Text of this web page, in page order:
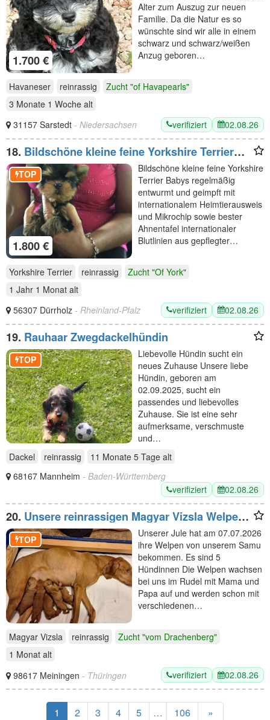
1.700 €
Alter zum Auszug zur neuen
Familie. Da die Natur es so
wünschte sind wir alle in einem
schwarz und schwarz/weißen
Anzug geboren…
Havaneser reinrassig
Zucht "of Havapearls"
3 Monate 1 Woche alt
31157 Sarstedt - Niedersachsen verifiziert 02.08.26
18. Bildschöne kleine feine Yorkshire Terrier
Babys
1.800 €
TOP
Bildschöne kleine feine Yorkshire
Terrier Babys regelmäßig
entwurmt und geimpft mit
internationalem Heimtierausweis
und Mikrochip sowie bester
Ahnentafel internationaler
Blutlinien aus gepflegter…
Yorkshire Terrier reinrassig
Zucht "Of York"
1 Jahr 1 Monat alt
56307 Dürrholz - Rheinland-Pfalz verifiziert 02.08.26
19. Rauhaar Zwegdackelhündin
TOP
Liebevolle Hündin sucht ein
neues Zuhause Unsere liebe
Hündin, geboren am
02.09.2025, sucht ein
passendes und liebevolles
Zuhause. Sie ist eine sehr
aufmerksame, verschmuste
und…
Dackel
reinrassig 11 Monate 5 Tage alt
68167 Mannheim - Baden-Württemberg
verifiziert
02.08.26
20. Unsere reinrassigen Magyar Vizsla Welpen
sind geboren
TOP
Unserer Jule hat am 07.07.2026
ihre Welpen von unserem Samu
bekommen. Es sind 5
Hündinnen Die Welpen wachsen
bei uns im Rudel mit Mama und
Papa auf und werden schon mit
verschiedenen…
Magyar Vizsla reinrassig
Zucht "vom Drachenberg"
1 Monat alt
98617 Meiningen - Thüringen verifiziert 02.08.26
1 2 3 4 5 … 106 »